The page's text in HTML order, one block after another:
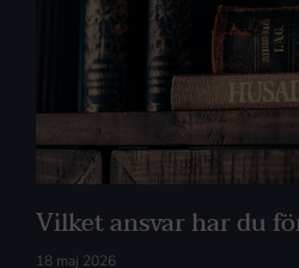
Vilket ansvar har du
18 maj 2026